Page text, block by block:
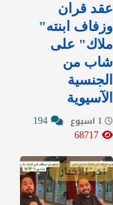
عقد قران
وزفاف ابنته"
ملاك" على
شاب من
الجنسية
الآسيوية
آخر الأخبار